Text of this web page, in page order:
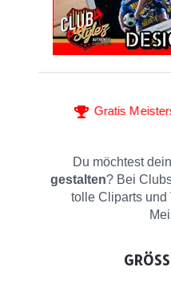
Gratis
Du möchtest
gestalten? Bei
tolle Cliparts und